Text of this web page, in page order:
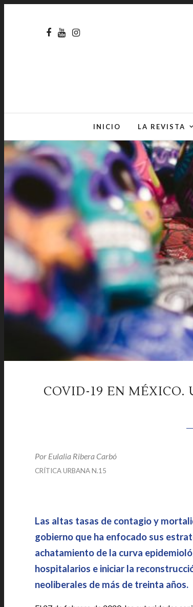
INICIO LA REVISTA
COVID-19 EN MÉXICO.
Por Eulalia Ribera Carbó
CRÍTICA URBANA N.15
Las altas tasas de contagio y
gobierno que ha enfocado sus
achatamiento de la curva
hospitalarios e iniciar la
neoliberales de más de treinta años.